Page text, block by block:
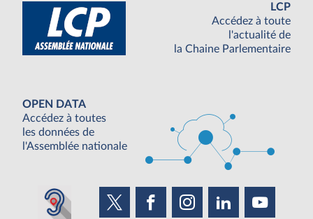
LCP
Accédez à toute
l'actualité de
la Chaine Parlementaire
OPEN DATA
Accédez à toutes
les données de
l'Assemblée nationale